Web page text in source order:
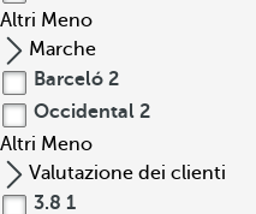
Altri Meno
Marche
Barceló 2
Occidental 2
Altri Meno
Valutazione dei clienti
3.8 1